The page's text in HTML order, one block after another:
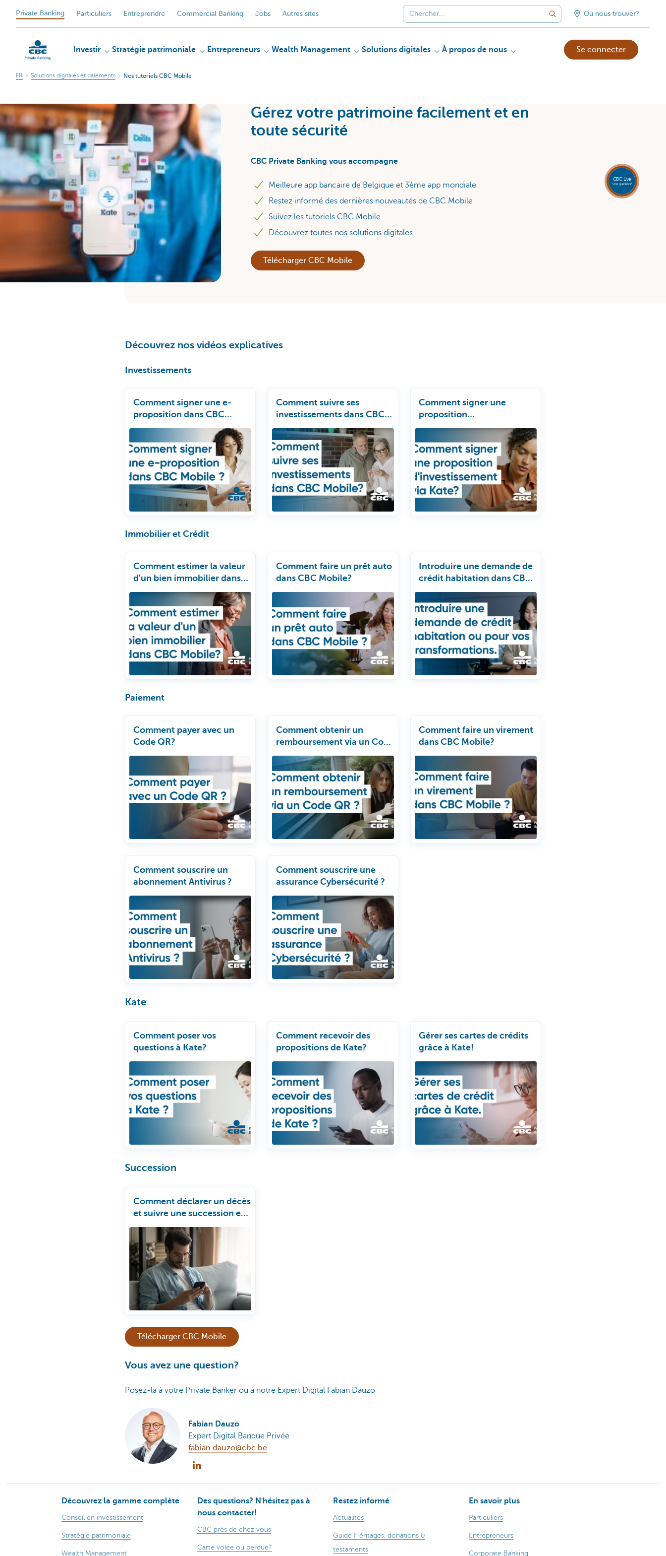
Private Banking Particuliers Entreprendre Commercial Banking Jobs Autres sites Où nous trouver?
Particulieren
Investir Stratégie patrimoniale Entrepreneurs Wealth Management Solutions digitales À propos de nous Se connecter
FR Solutions digitales et paiements Nos tutoriels CBC Mobile
Gérez votre patrimoine facilement et en
toute sécurité
CBC Private Banking vous accompagne
Meilleure app bancaire de Belgique et 3ème app mondiale
Restez informé des dernières nouveautés de CBC Mobile
Suivez les tutoriels CBC Mobile
Découvrez toutes nos solutions digitales
Télécharger CBC Mobile
Découvrez nos vidéos explicatives
Investissements
Comment signer une e-
proposition dans CBC
Mobile?
Comment suivre ses
investissements dans CBC
Mobile?
Comment signer une
proposition
d'investissement via Kate ?
Immobilier et Crédit
Comment estimer la valeur
d'un bien immobilier dans
CBC Mobile?
Comment faire un prêt auto
dans CBC Mobile?
Introduire une demande de
crédit habitation dans CBC
Mobile
Paiement
Comment payer avec un
Code QR?
Comment obtenir un
remboursement via un Code
QR ?
Comment faire un virement
dans CBC Mobile?
Comment souscrire un
abonnement Antivirus ?
Comment souscrire une
assurance Cybersécurité ?
Kate
Comment poser vos
questions à Kate?
Comment recevoir des
propositions de Kate?
Gérer ses cartes de crédits
grâce à Kate!
Succession
Comment déclarer un décès
et suivre une succession en
ligne avec CBC Mobile?
Télécharger CBC Mobile
Vous avez une question?
Posez-la à votre Private Banker ou à notre Expert Digital Fabian Dauzo
Fabian Dauzo
Expert Digital Banque Privée
fabian.dauzo@cbc.be
Découvrez la gamme complète
Conseil en investissement
Stratégie patrimoniale
Wealth Management
Des questions? N'hésitez pas à
nous contacter!
CBC près de chez vous
Carte volée ou perdue?
Restez informé
Actualités
Guide Héritages, donations &
testaments
En savoir plus
Particuliers
Entrepreneurs
Corporate Banking
CBC Live
Une question?